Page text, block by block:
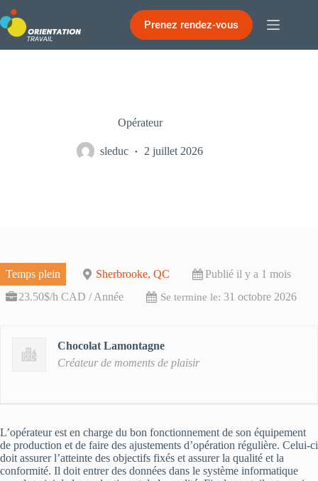
au
contenu
Prenez rendez-vous
Opérateur
sleduc 2 juillet 2026
Temps plein Sherbrooke, QC
Publié il y a 1 mois
23.50$/h CAD / Année
Se termine le: 31 octobre 2026
Chocolat Lamontagne
Créateur de moments de plaisir
L’opérateur est en charge du bon fonctionnement de son équipement
de production et de faire des ajustements d’opération régulière. Celui-ci
doit assurer l’atteinte des objectifs fixés et assurer la qualité et la
conformité. Il doit entrer des données dans le système informatique